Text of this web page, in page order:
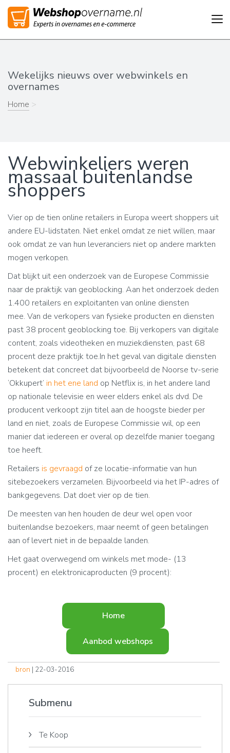
Wekelijks nieuws over webwinkels en
overnames
Home >
Webwinkeliers weren
massaal buitenlandse
shoppers
Vier op de tien online retailers in Europa weert shoppers uit
andere EU-lidstaten. Niet enkel omdat ze niet willen, maar
ook omdat ze van hun leveranciers niet op andere markten
mogen verkopen.
Dat blijkt uit een onderzoek van de Europese Commissie
naar de praktijk van geoblocking. Aan het onderzoek deden
1.400 retailers en exploitanten van online diensten
mee. Van de verkopers van fysieke producten en diensten
past 38 procent geoblocking toe. Bij verkopers van digitale
content, zoals videotheken en muziekdiensten, past 68
procent deze praktijk toe.In het geval van digitale diensten
betekent dat concreet dat bijvoorbeeld de Noorse tv-serie
‘Okkupert’ in het ene land op Netflix is, in het andere land
op nationale televisie en weer elders enkel als dvd. De
producent verkoopt zijn titel aan de hoogste bieder per
land en niet, zoals de Europese Commissie wil, op een
manier dat iedereen er overal op dezelfde manier toegang
toe heeft.
Retailers is gevraagd of ze locatie-informatie van hun
sitebezoekers verzamelen. Bijvoorbeeld via het IP-adres of
bankgegevens. Dat doet vier op de tien.
De meesten van hen houden de deur wel open voor
buitenlandse bezoekers, maar neemt of geen betalingen
aan of levert niet in de bepaalde landen.
Het gaat overwegend om winkels met mode- (13
procent) en elektronicaproducten (9 procent):
Home
Aanbod webshops
bron | 22-03-2016
Submenu
Te Koop